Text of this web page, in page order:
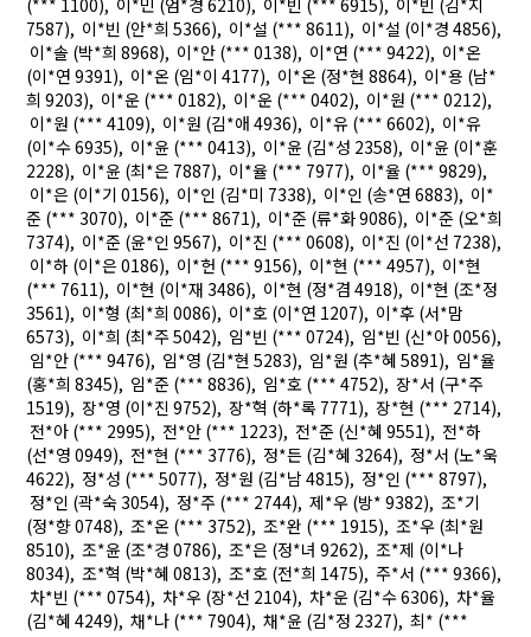
(*** 1100), 이*민 (엄*경 6210), 이*빈 (*** 6915), 이*빈 (김*지
7587), 이*빈 (안*희 5366), 이*설 (*** 8611), 이*설 (이*경 4856),
이*솔 (박*희 8968), 이*안 (*** 0138), 이*연 (*** 9422), 이*온
(이*연 9391), 이*온 (임*이 4177), 이*온 (정*현 8864), 이*용 (남*
희 9203), 이*운 (*** 0182), 이*운 (*** 0402), 이*원 (*** 0212),
이*원 (*** 4109), 이*원 (김*애 4936), 이*유 (*** 6602), 이*유
(이*수 6935), 이*윤 (*** 0413), 이*윤 (김*성 2358), 이*윤 (이*훈
2228), 이*윤 (최*은 7887), 이*율 (*** 7977), 이*율 (*** 9829),
이*은 (이*기 0156), 이*인 (김*미 7338), 이*인 (송*연 6883), 이*
준 (*** 3070), 이*준 (*** 8671), 이*준 (류*화 9086), 이*준 (오*희
7374), 이*준 (윤*인 9567), 이*진 (*** 0608), 이*진 (이*선 7238),
이*하 (이*은 0186), 이*헌 (*** 9156), 이*현 (*** 4957), 이*현
(*** 7611), 이*현 (이*재 3486), 이*현 (정*겸 4918), 이*현 (조*정
3561), 이*형 (최*희 0086), 이*호 (이*연 1207), 이*후 (서*맘
6573), 이*희 (최*주 5042), 임*빈 (*** 0724), 임*빈 (신*아 0056),
임*안 (*** 9476), 임*영 (김*현 5283), 임*원 (추*혜 5891), 임*율
(홍*희 8345), 임*준 (*** 8836), 임*호 (*** 4752), 장*서 (구*주
1519), 장*영 (이*진 9752), 장*혁 (하*록 7771), 장*현 (*** 2714),
전*아 (*** 2995), 전*안 (*** 1223), 전*준 (신*혜 9551), 전*하
(선*영 0949), 전*현 (*** 3776), 정*든 (김*혜 3264), 정*서 (노*욱
4622), 정*성 (*** 5077), 정*원 (김*남 4815), 정*인 (*** 8797),
정*인 (곽*숙 3054), 정*주 (*** 2744), 제*우 (방* 9382), 조*기
(정*향 0748), 조*온 (*** 3752), 조*완 (*** 1915), 조*우 (최*원
8510), 조*윤 (조*경 0786), 조*은 (정*녀 9262), 조*제 (이*나
8034), 조*혁 (박*혜 0813), 조*호 (전*희 1475), 주*서 (*** 9366),
차*빈 (*** 0754), 차*우 (장*선 2104), 차*운 (김*수 6306), 차*율
(김*혜 4249), 채*나 (*** 7904), 채*윤 (김*정 2327), 최* (***